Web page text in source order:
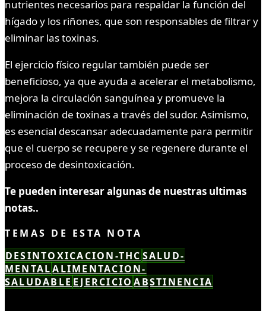
nutrientes necesarios para respaldar la función del
hígado y los riñones, que son responsables de filtrar y
eliminar las toxinas.
El ejercicio físico regular también puede ser
beneficioso, ya que ayuda a acelerar el metabolismo,
mejora la circulación sanguínea y promueve la
eliminación de toxinas a través del sudor. Asimismo,
es esencial descansar adecuadamente para permitir
que el cuerpo se recupere y se regenere durante el
proceso de desintoxicación.
Te pueden interesar algunas de nuestras ultimas
notas..
TEMAS DE ESTA NOTA
DESINTOXICACION-THC SALUD-
MENTAL ALIMENTACION-
SALUDABLE EJERCICIO ABSTINENCIA